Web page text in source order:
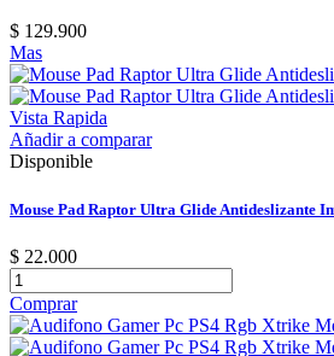
$ 129.900
Mas
Vista Rapida
Añadir a comparar
Disponible
Mouse Pad Raptor Ultra Glide Antideslizante
$ 22.000
Comprar